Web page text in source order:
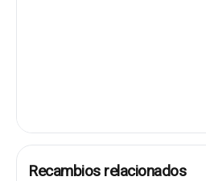
Recambios relacionados